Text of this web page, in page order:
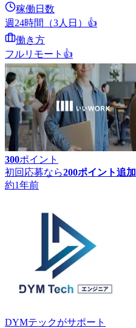
稼働日数
週24時間（3人日） 👍
働き方
フルリモート 👍
300ポイント
初回応募なら200ポイント追加
約1年前
DYMテックがサポート